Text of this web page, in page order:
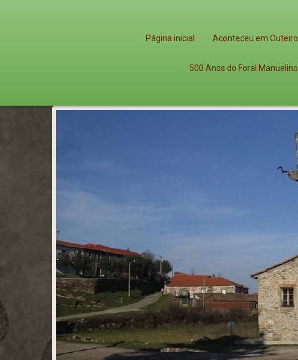
Página inicial Aconteceu em Outeiro
500 Anos do Foral Manuelino